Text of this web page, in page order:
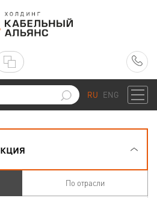
RU ENG
По отрасли